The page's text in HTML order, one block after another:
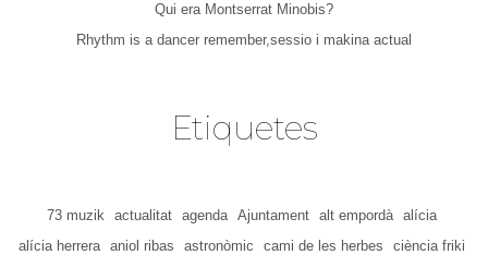
Qui era Montserrat Minobis?
Rhythm is a dancer remember,sessio i makina actual
Etiquetes
73 muzik actualitat agenda Ajuntament alt empordà
alícia
alícia herrera
aniol ribas astronòmic cami de les herbes
ciència friki